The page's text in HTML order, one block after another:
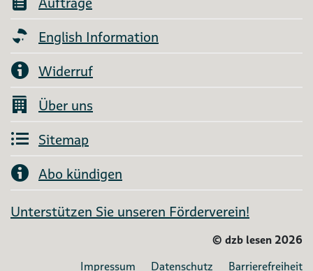
English Information
Widerruf
Über uns
Sitemap
Abo kündigen
Unterstützen Sie unseren Förderverein!
© dzb lesen 2026
Impressum
Datenschutz Barrierefreiheit